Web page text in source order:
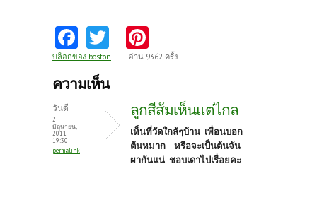
Fa
ce
b
k
w
itt
nt
es
t
บล็อกของ boston อ่าน 9362 ครั้ง
ความเห็น
วันดี
2
มิถุนายน,
2011 -
19:30
permalink
ลูกสีส้มเห็นแต่ไกล
เห็นที่วัดใกล้ๆบ้าน เพื่อนบอก
ต้นหมาก หรือจะเป็นต้นจัน
ผากันแน่ ชอบเดาไปเรื่อยคะ